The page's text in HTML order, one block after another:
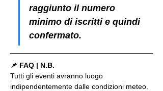
raggiunto il numero
minimo di iscritti e quindi
confermato.
📌 FAQ | N.B.
Tutti gli eventi avranno luogo
indipendentemente dalle condizioni meteo.